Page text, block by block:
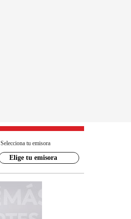
Selecciona tu emisora
Elige tu emisora